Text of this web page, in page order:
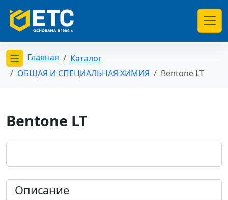
Открыть меню категорий
Главная
Каталог
ОБЩАЯ И СПЕЦИАЛЬНАЯ ХИМИЯ
Bentone LT
Bentone LT
Описание